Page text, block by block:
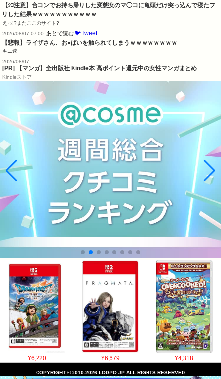
【ｼｺ注意】合コンでお持ち帰りした変態女のマ◯コに亀頭だけ突っ込んで寝たフ
リした結果ｗｗｗｗｗｗｗｗｗｗｗ
えっ!?またここのサイト?
2026/08/07 07:00
あとで読む 🐦Tweet
【悲報】ライザさん、お●ぱいを触られてしまうｗｗｗｗｗｗｗｗ
キニ速
2026/08/07
[PR] 【マンガ】全出版社 Kindle本 高ポイント還元中の女性マンガまとめ
Kindleストア
¥6,220 ¥6,679 ¥4,318
COPYRIGHT © 2010-2026 LOGPO.JP ALL RIGHTS RESERVED